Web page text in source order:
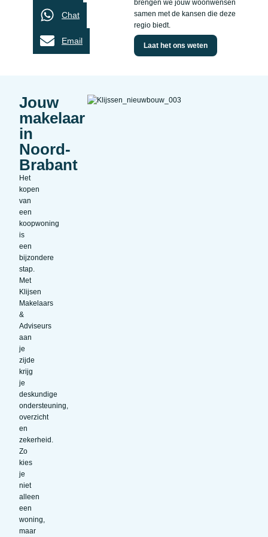
brengen we jouw woonwensen
samen met de kansen die deze
regio biedt.
Laat het ons weten
Jouw
makelaar
in
Noord-
Brabant
Het
kopen
van
een
koopwoning
is
een
bijzondere
stap.
Met
Klijsen
Makelaars
&
Adviseurs
aan
je
zijde
krijg
je
deskundige
ondersteuning,
overzicht
en
zekerheid.
Zo
kies
je
niet
alleen
een
woning,
maar
Chat
Email